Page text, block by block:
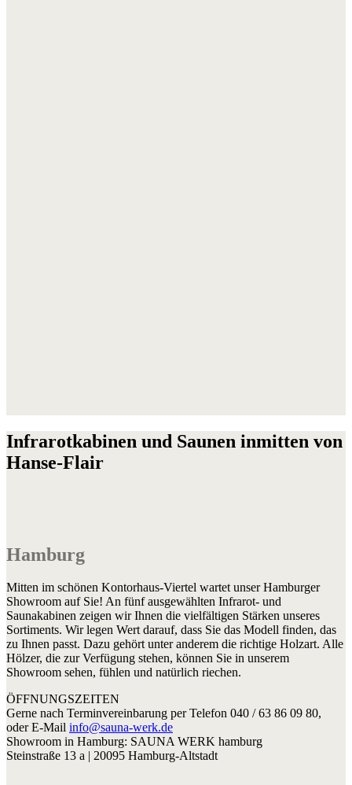
Infrarotkabinen und Saunen inmitten von
Hanse-Flair
Hamburg
Mitten im schönen Kontorhaus-Viertel wartet unser Hamburger
Showroom auf Sie! An fünf ausgewählten Infrarot- und
Saunakabinen zeigen wir Ihnen die vielfältigen Stärken unseres
Sortiments. Wir legen Wert darauf, dass Sie das Modell finden, das
zu Ihnen passt. Dazu gehört unter anderem die richtige Holzart. Alle
Hölzer, die zur Verfügung stehen, können Sie in unserem
Showroom sehen, fühlen und natürlich riechen.
ÖFFNUNGSZEITEN
Gerne nach Terminvereinbarung per Telefon 040 / 63 86 09 80,
oder E-Mail info@sauna-werk.de
Showroom in Hamburg: SAUNA WERK hamburg
Steinstraße 13 a | 20095 Hamburg-Altstadt